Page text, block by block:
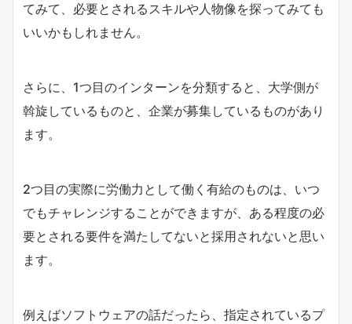
てみて、必要とされるスキルや人物像を探ってみても
いいかもしれません。
さらに、1つ目のインターンを分類すると、大学側が
斡旋しているものと、企業が募集しているものがあり
ます。
2つ目の実際に労働力として働く有給のものは、いつ
でもチャレンジすることができますが、ある程度の必
要とされる要件を満たしてないと採用されないと思い
ます。
例えばソフトウェアの話だったら、指定されているプ